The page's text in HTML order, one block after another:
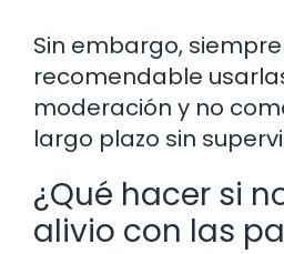
Sin embargo,
recomendable
moderación y no
largo plazo sin
¿Qué hacer si
alivio con las